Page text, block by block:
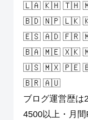
🇱🇦 🇰🇭 🇹🇭
🇧🇩 🇳🇵 🇱🇰
🇪🇸 🇦🇩 🇫🇷
🇧🇦 🇲🇪 🇽🇰
🇺🇸 🇲🇽 🇵🇪
🇧🇷 🇦🇺
ブログ運営歴は
4500以上・月